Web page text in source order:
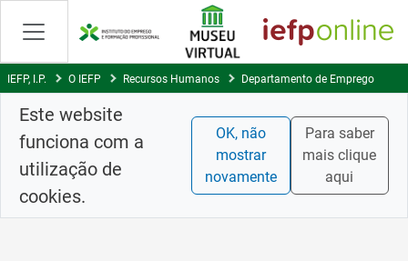
Saltar
para
conteúdo
principal
IEFP, I.P. O IEFP Recursos Humanos Departamento de Emprego
Este website
funciona com a
utilização de
cookies.
OK, não
mostrar
novamente
Para saber
mais clique
aqui